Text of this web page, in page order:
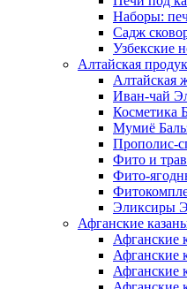
Наборы:
Садж
Узбекские
Алтайская
Алтайская
Иван-чай
Косметика
Мумиё
Прополис-
Фито и
Фито-
Эликсиры
Афганские
Афганские
Афганские
Афганские